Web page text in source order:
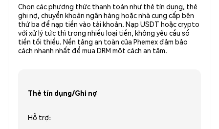
Chọn các phương thức thanh toán như thẻ tín dụng, thẻ
ghi nợ, chuyển khoản ngân hàng hoặc nhà cung cấp bên
thứ ba để nạp tiền vào tài khoản. Nạp USDT hoặc crypto
với xử lý tức thì trong nhiều loại tiền, không yêu cầu số
tiền tối thiểu. Nền tảng an toàn của Phemex đảm bảo
cách nhanh nhất để mua DRM một cách an tâm.
Thẻ tín dụng/Ghi nợ
Hỗ trợ: